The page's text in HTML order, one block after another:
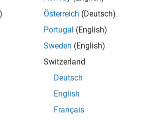
que contiene la estructura para un
Utilice los perfiles como plantilla para
un conjunto de asignaciones o un
consulte Ampliar el lenguaje de
sobre el flujo de trabajo de ingeniería de
y analizar sistemas usando modelos de
Österreich (Deutsch)
Portugal (English)
Sweden (English)
Switzerland
Deutsch
English
Français